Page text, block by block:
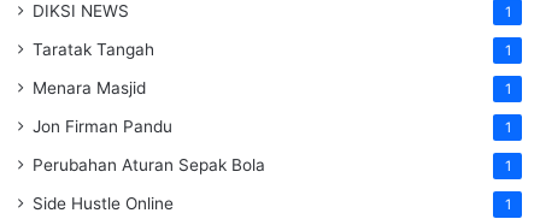
DIKSI NEWS 1
Taratak Tangah 1
Menara Masjid 1
Jon Firman Pandu 1
Perubahan Aturan Sepak Bola 1
Side Hustle Online 1